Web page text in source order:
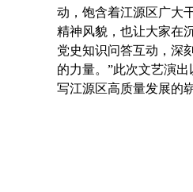
动，饱含着江源区广大
精神风貌，也让大家在
党史知识问答互动，深
的力量。”此次文艺演
写江源区高质量发展的